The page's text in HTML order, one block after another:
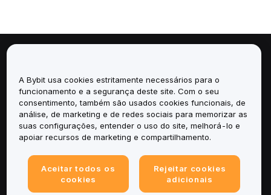
Serviços
Suporte
A Bybit usa cookies estritamente necessários para o
funcionamento e a segurança deste site. Com o seu
consentimento, também são usados cookies funcionais, de
análise, de marketing e de redes sociais para memorizar as
suas configurações, entender o uso do site, melhorá-lo e
apoiar recursos de marketing e compartilhamento.
Aceitar todos os
cookies
Rejeitar cookies
adicionais